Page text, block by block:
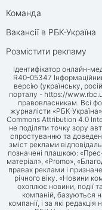
Команда
Вакансії в РБК-Україна
Розмістити рекламу
Ідентифікатор онлайн-
R40-05347
версію (українську,
порталу - https://
правовласникам. Всі
журналісти «РБК-
Commons Attribution 4.0
не поділяти точку зору
спростуванню та
зміст реклами
позначені плашкою:
матеріал», «Promo»,
правах реклами і
річного віку. «Новини
охоплює новини, події
компаній, базуються
компанії, і за які